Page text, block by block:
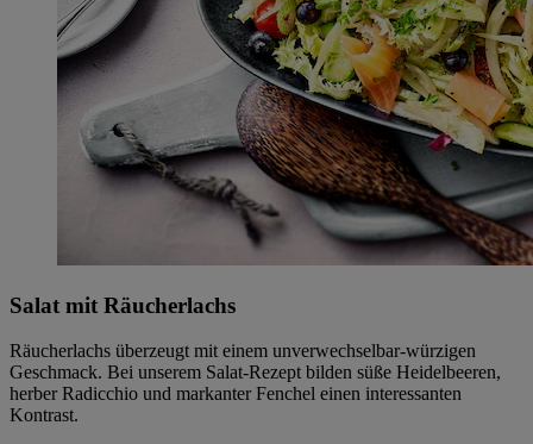
Salat mit Räucherlachs
Räucherlachs überzeugt mit einem unverwechselbar-würzigen
Geschmack. Bei unserem Salat-Rezept bilden süße Heidelbeeren,
herber Radicchio und markanter Fenchel einen interessanten
Kontrast.